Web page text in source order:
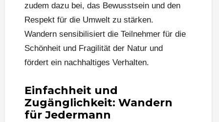
zudem dazu bei, das Bewusstsein und den
Respekt für die Umwelt zu stärken.
Wandern sensibilisiert die Teilnehmer für die
Schönheit und Fragilität der Natur und
fördert ein nachhaltiges Verhalten.
Einfachheit und
Zugänglichkeit: Wandern
für Jedermann